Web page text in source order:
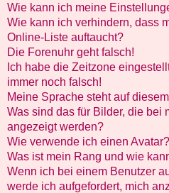
Wie kann ich meine
Wie kann ich verhindern, dass
Online-Liste auftaucht?
Die Forenuhr geht falsch!
Ich habe die Zeitzone
immer noch falsch!
Meine Sprache steht auf
Was sind das für Bilder, die bei
angezeigt werden?
Wie verwende ich einen Avatar?
Was ist mein Rang und wie
Wenn ich bei einem Benutzer
werde ich aufgefordert, mich